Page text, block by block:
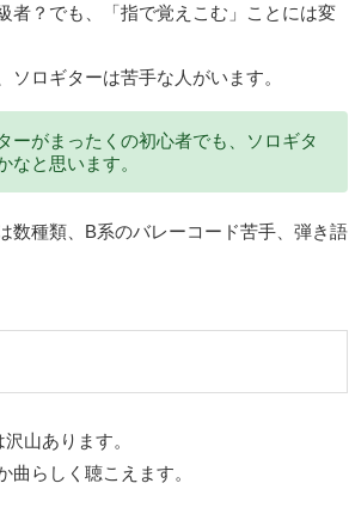
？でも、「指で覚えこむ」ことには変
ロギターは苦手な人がいます。
がまったくの初心者でも、ソロギタ
と思います。
種類、B系のバレーコード苦手、弾き語
山あります。
らしく聴こえます。